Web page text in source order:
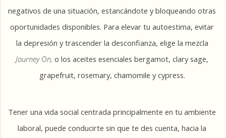
negativos de una situación, estancándote y bloqueando otras
oportunidades disponibles. Para elevar tu autoestima, evitar
la depresión y trascender la desconfianza, elige la mezcla
Journey On, o los aceites esenciales bergamot, clary sage,
grapefruit, rosemary, chamomile y cypress.
Tener una vida social centrada principalmente en tu ambiente
laboral, puede conducirte sin que te des cuenta, hacia la